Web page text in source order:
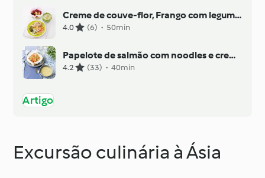
Creme de couve-flor, Frango com legumes e Fruta ao vapor
4.0 (6) · 50min
Papelote de salmão com noodles e creme de alho-francês
4.2 (33) · 40min
Artigo
Excursão culinária à Ásia